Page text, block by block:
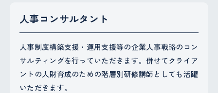
人事コンサルタント
人事制度構築支援・運用支援等の企業人事戦略のコン
サルティングを行っていただきます。併せてクライア
ントの人財育成のための階層別研修講師としても活躍
いただきます。